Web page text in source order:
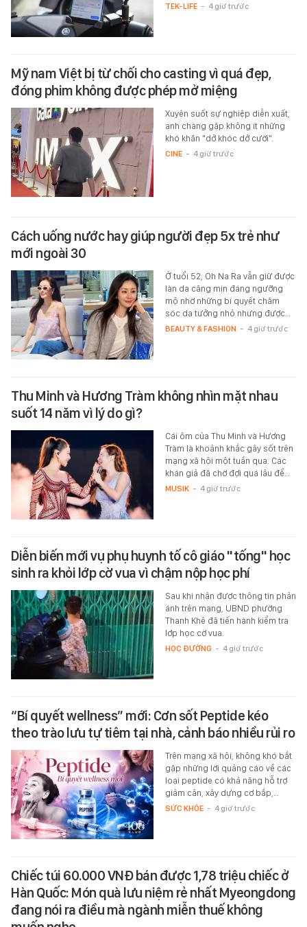
TEK-LIFE - 4 giờ trước
Mỹ nam Việt bị từ chối cho casting vì quá đẹp,
đóng phim không được phép mở miệng
Xuyên suốt sự nghiệp diễn xuất,
anh chàng gặp không ít những
khó khăn "dở khóc dở cười".
CINE - 4 giờ trước
Cách uống nước hay giúp người đẹp 5x trẻ như
mới ngoài 30
Ở tuổi 52, Oh Na Ra vẫn giữ được
làn da căng mịn đáng ngưỡng
mộ nhờ những bí quyết chăm
sóc da tưởng nhỏ nhưng được…
BEAUTY & FASHION - 4 giờ trước
Thu Minh và Hương Tràm không nhìn mặt nhau
suốt 14 năm vì lý do gì?
Cái ôm của Thu Minh và Hương
Tràm là khoảnh khắc gây sốt trên
mạng xã hội một tuần qua. Các
khán giả đã chờ đợi quá lâu để…
MUSIK - 4 giờ trước
Diễn biến mới vụ phụ huynh tố cô giáo "tống" học
sinh ra khỏi lớp cờ vua vì chậm nộp học phí
Sau khi nhận được thông tin phản
ánh trên mạng, UBND phường
Thanh Khê đã tiến hành kiểm tra
lớp học cờ vua.
HỌC ĐƯỜNG - 4 giờ trước
“Bí quyết wellness” mới: Cơn sốt Peptide kéo
theo trào lưu tự tiêm tại nhà, cảnh báo nhiều rủi ro
Trên mạng xã hội, không khó bắt
gặp những lời quảng cáo về các
loại peptide có khả năng hỗ trợ
giảm cân, xây dựng cơ bắp,…
SỨC KHỎE - 4 giờ trước
Chiếc túi 60.000 VNĐ bán được 1,78 triệu chiếc ở
Hàn Quốc: Món quà lưu niệm rẻ nhất Myeongdong
đang nói ra điều mà ngành miễn thuế không